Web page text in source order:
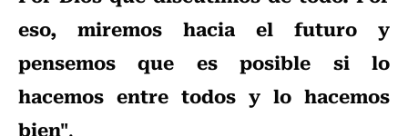
eso, miremos hacia el futuro y
pensemos que es posible si lo
hacemos entre todos y lo hacemos
bien".